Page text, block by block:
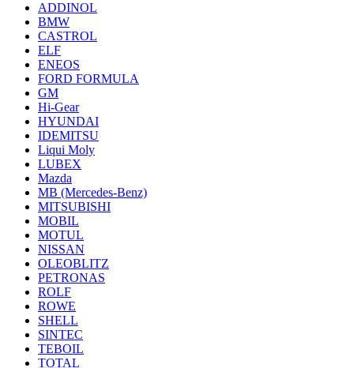
ADDINOL
BMW
CASTROL
ELF
ENEOS
FORD FORMULA
GM
Hi-Gear
HYUNDAI
IDEMITSU
Liqui Moly
LUBEX
Mazda
MB (Mercedes-Вenz)
MITSUBISHI
MOBIL
MOTUL
NISSAN
OLEOBLITZ
PETRONAS
ROLF
ROWE
SHELL
SINTEC
TEBOIL
TOTAL